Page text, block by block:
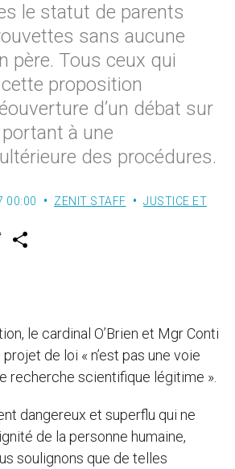
le statut de parents
sans aucune
père. Tous ceux qui
proposition
d’un débat sur
portant à une
des procédures.
00:00 ZENIT STAFF
JUSTICE ET
w
le cardinal O’Brien et Mgr Conti
de loi « n’est pas une voie
recherche scientifique légitime ».
dangereux et superflu qui ne
de la personne humaine,
soulignons que de telles